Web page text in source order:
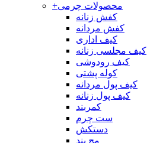
+محصولات چرمی
کفش زنانه
کفش مردانه
کیف اداری
کیف مجلسی زنانه
کیف رودوشی
کوله پشتی
کیف پول مردانه
کیف پول زنانه
کمربند
ست چرم
دستکش
مچ بند